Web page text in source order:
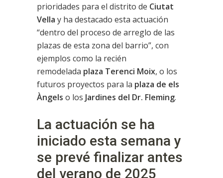
prioridades para el distrito de Ciutat
Vella y ha destacado esta actuación
“dentro del proceso de arreglo de las
plazas de esta zona del barrio”, con
ejemplos como la recién
remodelada plaza Terenci Moix, o los
futuros proyectos para la plaza de els
Àngels o los Jardines del Dr. Fleming.
La actuación se ha
iniciado esta semana y
se prevé finalizar antes
del verano de 2025